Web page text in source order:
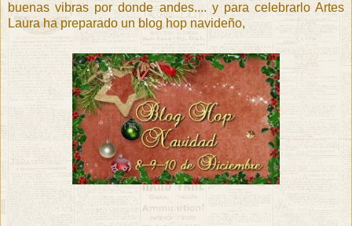
buenas vibras por donde andes.... y para celebrarlo Artes
Laura ha preparado un blog hop navideño,